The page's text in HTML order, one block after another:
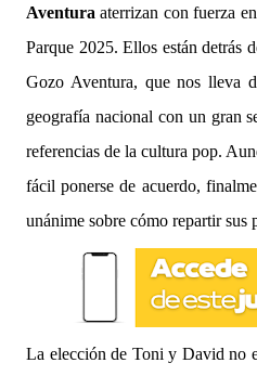
Aventura aterrizan con fuerza
Parque 2025. Ellos están detrás
Gozo Aventura, que nos lleva
geografía nacional con un gran
referencias de la cultura pop.
fácil ponerse de acuerdo,
unánime sobre cómo repartir sus
La elección de Toni y David no